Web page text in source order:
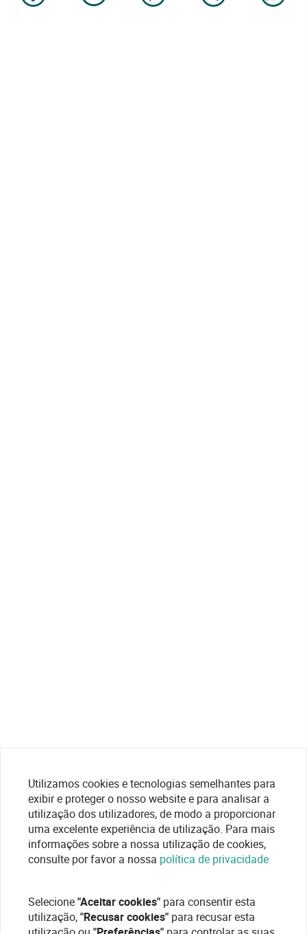
Utilizamos cookies e tecnologias semelhantes para
exibir e proteger o nosso website e para analisar a
utilização dos utilizadores, de modo a proporcionar
uma excelente experiência de utilização. Para mais
informações sobre a nossa utilização de cookies,
consulte por favor a nossa política de privacidade
Selecione"Aceitar cookies" para consentir esta
utilização,"Recusar cookies" para recusar esta